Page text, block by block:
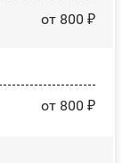
от 800 ₽
от 800 ₽